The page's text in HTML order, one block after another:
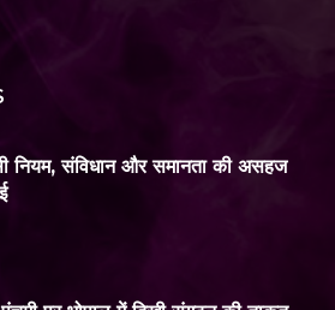
नियम, संविधान और समानता की असहज